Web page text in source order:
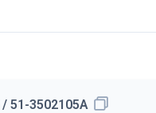
51-3502105А